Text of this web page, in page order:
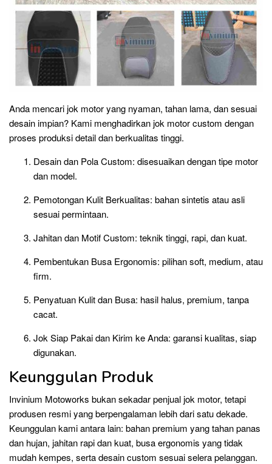
Anda mencari jok motor yang nyaman, tahan lama, dan sesuai
desain impian? Kami menghadirkan jok motor custom dengan
proses produksi detail dan berkualitas tinggi.
Desain dan Pola Custom: disesuaikan dengan tipe motor
dan model.
Pemotongan Kulit Berkualitas: bahan sintetis atau asli
sesuai permintaan.
Jahitan dan Motif Custom: teknik tinggi, rapi, dan kuat.
Pembentukan Busa Ergonomis: pilihan soft, medium, atau
firm.
Penyatuan Kulit dan Busa: hasil halus, premium, tanpa
cacat.
Jok Siap Pakai dan Kirim ke Anda: garansi kualitas, siap
digunakan.
Keunggulan Produk
Invinium Motoworks bukan sekadar penjual jok motor, tetapi
produsen resmi yang berpengalaman lebih dari satu dekade.
Keunggulan kami antara lain: bahan premium yang tahan panas
dan hujan, jahitan rapi dan kuat, busa ergonomis yang tidak
mudah kempes, serta desain custom sesuai selera pelanggan.